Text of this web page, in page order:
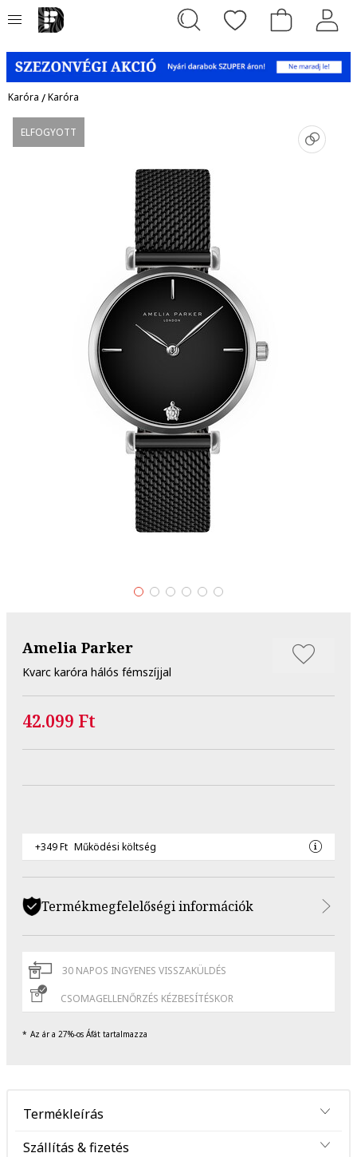
Karóra /Karóra
ELFOGYOTT
Amelia Parker
Kvarc karóra hálós fémszíjjal
42.099 Ft
+349 Ft Működési költség
Termékmegfelelőségi információk
30 NAPOS INGYENES VISSZAKÜLDÉS
CSOMAGELLENŐRZÉS KÉZBESÍTÉSKOR
Az ár a 27%-os Áfát tartalmazza
Termékleírás
Szállítás & fizetés